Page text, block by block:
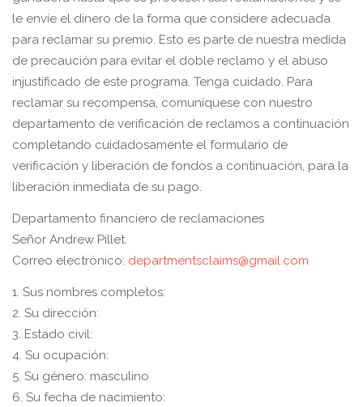
le envíe el dinero de la forma que considere adecuada
para reclamar su premio. Esto es parte de nuestra medida
de precaución para evitar el doble reclamo y el abuso
injustificado de este programa. Tenga cuidado. Para
reclamar su recompensa, comuníquese con nuestro
departamento de verificación de reclamos a continuación
completando cuidadosamente el formulario de
verificación y liberación de fondos a continuación, para la
liberación inmediata de su pago.
Departamento financiero de reclamaciones
Señor Andrew Pillet.
Correo electrónico: departmentsclaims@gmail.com
1. Sus nombres completos:
2. Su dirección:
3. Estado civil:
4. Su ocupación:
5. Su género: masculino
6. Su fecha de nacimiento: